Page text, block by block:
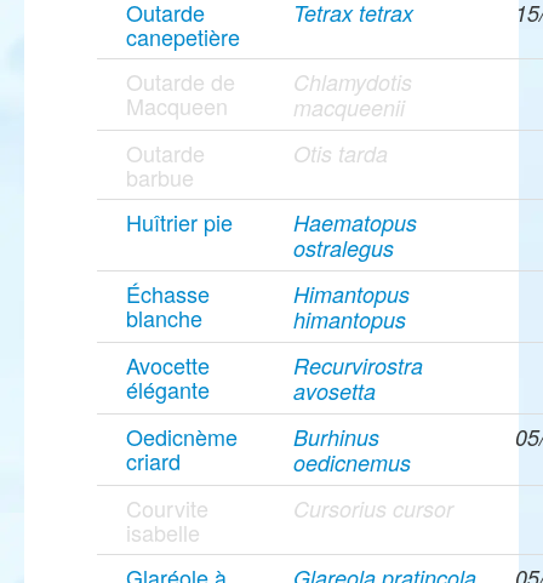
Outarde
canepetière
Tetrax tetrax
Outarde de
Macqueen
Chlamydotis
macqueenii
Outarde
barbue
Otis tarda
Huîtrier pie
Haematopus
ostralegus
Échasse
blanche
Himantopus
himantopus
Avocette
élégante
Recurvirostra
avosetta
Oedicnème
criard
Burhinus
oedicnemus
Courvite
isabelle
Cursorius cursor